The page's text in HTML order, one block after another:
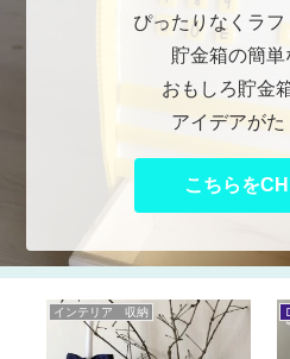
ぴったりなくラ
貯金箱の簡
おもしろ貯金
アイデアがた
こちらを
インテリア 収納